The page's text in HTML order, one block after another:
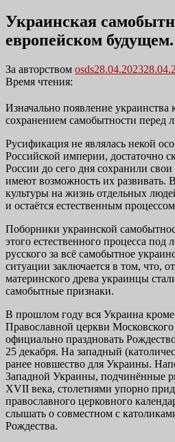
Украинская
европейском будущем.
За авторством osdsРазмещено
28.04.2023
Время чтения:
Изначально появление украинства
сохранением самобытности перед
Русификация не являлась некой
Российской империи, достаточно
России до сего дня сохранили
имеют возможность их развивать.
культуры на жизнь отдельных
и остаётся естественным
Поборники украинской
этого естественного процесса под
русского за всё самобытное
ситуации заключается в том, что,
материнского древа украинцы
самобытные признаки.
В прошлом году вся Украина
Православной церкви Московского
официально праздновать
25 декабря. На западный
ранее новшество для Украины.
Западной Украины, подчинённые
XVII века, столетиями упорно
православного церковного
слышать о совместном с
Рождества.